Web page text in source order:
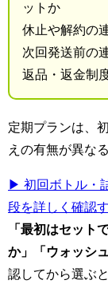
ットか
休止や解約の
次回発送前の
返品・返金制
定期プランは、
えの有無が異な
▶ 初回ボトル・
段を詳しく確認
「最初はセット
か」「ウォッシ
認してから選ぶ